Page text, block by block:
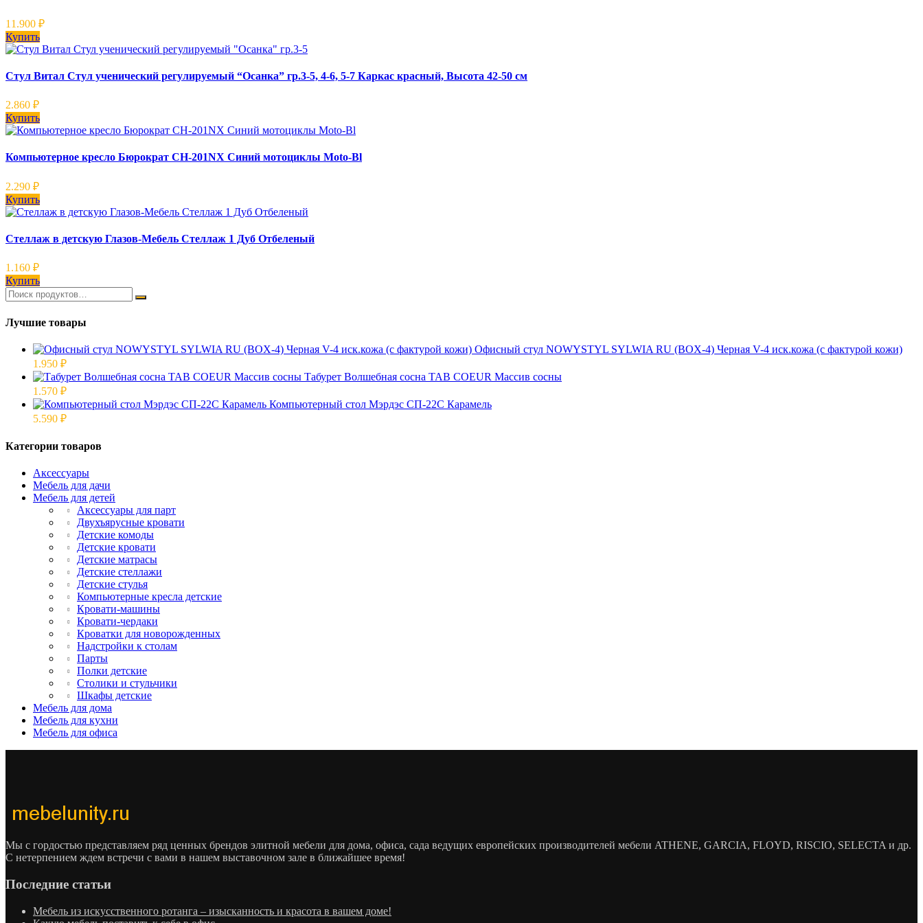
11.900 ₽
Купить
Стул Витал Стул ученический регулируемый “Осанка” гр.3-5, 4-6, 5-7 Каркас красный, Высота 42-50 см
2.860 ₽
Купить
Компьютерное кресло Бюрократ CH-201NX Синий мотоциклы Moto-Bl
2.290 ₽
Купить
Стеллаж в детскую Глазов-Мебель Стеллаж 1 Дуб Отбеленый
1.160 ₽
Купить
Лучшие товары
Офисный стул NOWYSTYL SYLWIA RU (BOX-4) Черная V-4 иск.кожа (с фактурой кожи)
1.950 ₽
Табурет Волшебная сосна TAB COEUR Массив сосны
1.570 ₽
Компьютерный стол Мэрдэс СП-22С Карамель
5.590 ₽
Категории товаров
Аксессуары
Мебель для дачи
Мебель для детей
Аксессуары для парт
Двухъярусные кровати
Детские комоды
Детские кровати
Детские матрасы
Детские стеллажи
Детские стулья
Компьютерные кресла детские
Кровати-машины
Кровати-чердаки
Кроватки для новорожденных
Надстройки к столам
Парты
Полки детские
Столики и стульчики
Шкафы детские
Мебель для дома
Мебель для кухни
Мебель для офиса
Мы с гордостью представляем ряд ценных брендов элитной мебели для дома, офиса, сада ведущих европейских производителей мебели ATHENE, GARCIA, FLOYD, RISCIO, SELECTA и др.
С нетерпением ждем встречи с вами в нашем выставочном зале в ближайшее время!
Последние статьи
Мебель из искусственного ротанга – изысканность и красота в вашем доме!